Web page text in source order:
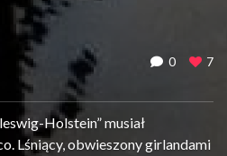
0 7
Holstein” musiał
Lśniący, obwieszony girlandami